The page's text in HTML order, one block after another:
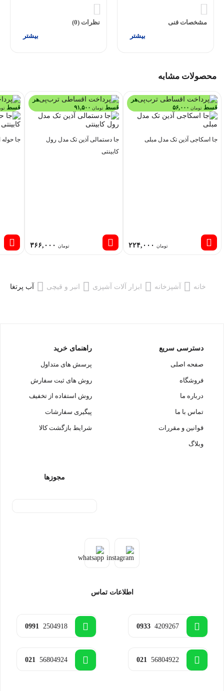
مشخصات فنی نظرات (0)
محصولات مشابه
هر
قسط تومان
جا اسکاجی آذین تک مدل مبلی
تومان۲۲۴,۰۰۰
هر
قسط تومان۹۱,۵۰۰
جا دستمالی آذین تک مدل رول
کابینتی
تومان۳۶۶,۰۰۰
قسط
جا حوله
خانه آشپزخانه ابزار آلات آشپزی انبر و قیچی آب پرتغال
دسترسی سریع
صفحه اصلی
فروشگاه
درباره ما
تماس با ما
قوانین و مقررات
وبلاگ
راهنمای خرید
پرسش های متداول
روش های ثبت سفارش
روش استفاده از تخفیف
پیگیری سفارشات
شرایط بازگشت کالا
مجوزها
اطلاعات تماس
0933 4209267
0991 2504918
021 56804922
021 56804924